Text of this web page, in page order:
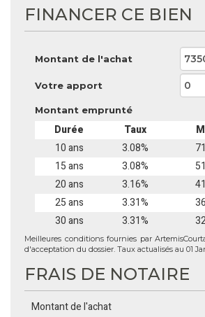
FINANCER CE BIEN
Montant de l'achat
Votre apport
Montant emprunté
Durée Taux
10 ans
3.08%
15 ans
3.08%
20 ans
3.16%
25 ans
3.31%
30 ans
3.31%
Meilleures conditions fournies par
d'acceptation du dossier. Taux actualisés au 01
FRAIS DE NOTAIRE
Montant de l'achat